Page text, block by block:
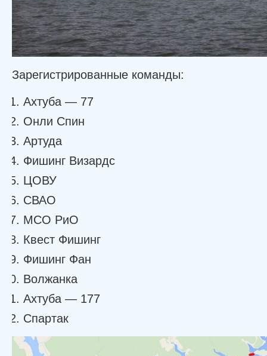
Зарегистрированные команды:
Ахтуба — 77
Онли Спин
Артуда
Фишинг Визардс
ЦОВУ
СВАО
МСО РиО
Квест Фишинг
Фишинг Фан
Волжанка
Ахтуба — 177
Спартак